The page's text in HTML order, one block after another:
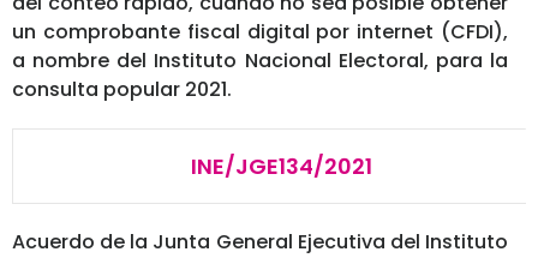
un comprobante fiscal digital por internet (CFDI),
a nombre del Instituto Nacional Electoral, para la
consulta popular 2021.
INE/JGE134/2021
Acuerdo de la Junta General Ejecutiva del Instituto